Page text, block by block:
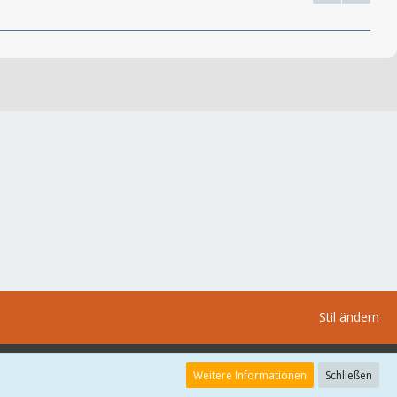
Stil ändern
Weitere Informationen Schließen